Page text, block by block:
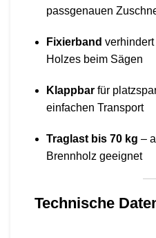
passgenauen
Fixierband
Holzes beim Sägen
Klappbar für
einfachen Transport
Traglast bis 70 kg –
Brennholz geeignet
Technische